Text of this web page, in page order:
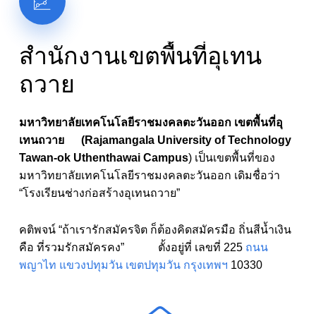
สำนักงานเขตพื้นที่อุเทน
ถวาย
มหาวิทยาลัยเทคโนโลยีราชมงคลตะวันออก เขตพื้นที่อุ
เทนถวาย (Rajamangala University of Technology
Tawan-ok Uthenthawai Campus) เป็นเขตพื้นที่ของ
มหาวิทยาลัยเทคโนโลยีราชมงคลตะวันออก เดิมชื่อว่า
“โรงเรียนช่างก่อสร้างอุเทนถวาย”
คติพจน์ “ถ้าเรารักสมัครจิต ก็ต้องคิดสมัครมือ ถิ่นสีน้ำเงิน
คือ ที่รวมรักสมัครคง” ตั้งอยู่ที่ เลขที่ 225 ถนน
พญาไท แขวงปทุมวัน เขตปทุมวัน กรุงเทพฯ 10330